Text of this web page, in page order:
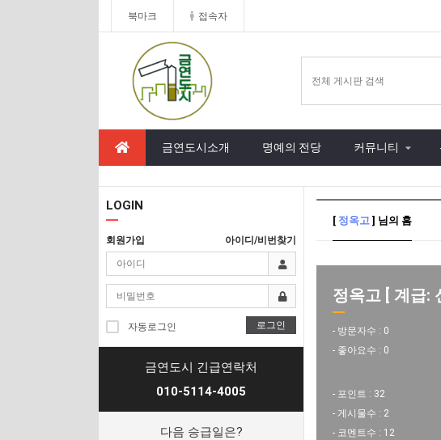
북마크 접속자
금연도시소개 명예의 전당 커뮤니티
LOGIN
회원가입 아이디/비번찾기
자동로그인 로그인
금연도시 긴급연락처
010-5114-4005
다음 승급일은?
[ 정옥고 ] 님의 홈
정옥고 [ 계급:
- 방문자수 : 0
- 좋아요수 : 0
- 포인트 : 32
- 게시물수 : 2
- 코멘트수 : 12